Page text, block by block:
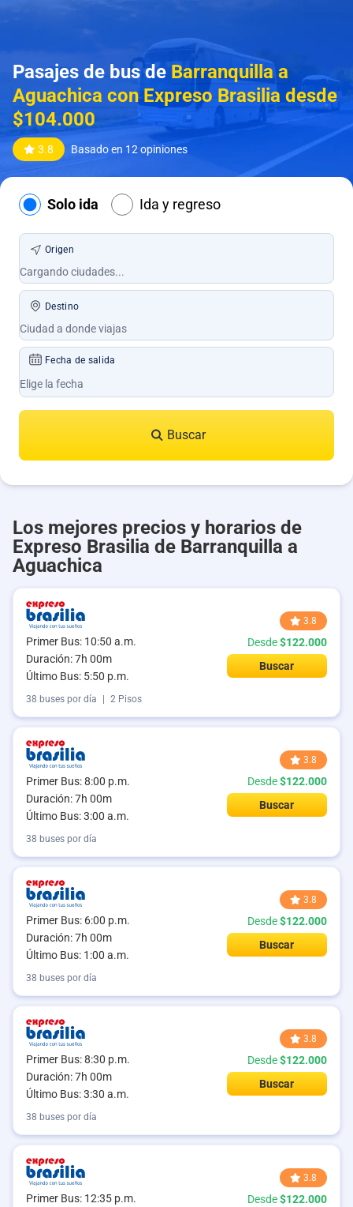
Pasajes de bus de Barranquilla a
Aguachica con Expreso Brasilia desde
$104.000
3.8 Basado en 12 opiniones
Solo ida Ida y regreso
Origen
Destino
Fecha de salida
Buscar
Los mejores precios y horarios de
Expreso Brasilia de Barranquilla a
Aguachica
Primer Bus: 10:50 a.m.
Duración: 7h 00m
Último Bus: 5:50 p.m.
3.8
Desde$122.000
Buscar
38 buses por día 2 Pisos
Primer Bus: 8:00 p.m.
Duración: 7h 00m
Último Bus: 3:00 a.m.
3.8
Desde$122.000
Buscar
38 buses por día
Primer Bus: 6:00 p.m.
Duración: 7h 00m
Último Bus: 1:00 a.m.
3.8
Desde$122.000
Buscar
38 buses por día
Primer Bus: 8:30 p.m.
Duración: 7h 00m
Último Bus: 3:30 a.m.
3.8
Desde$122.000
Buscar
38 buses por día
Primer Bus: 12:35 p.m.
3.8
Desde$122.000